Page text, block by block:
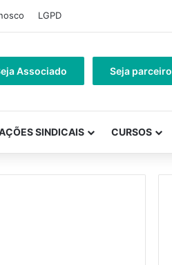
LGPD
Associado Seja parceiro
SINDICAIS CURSOS